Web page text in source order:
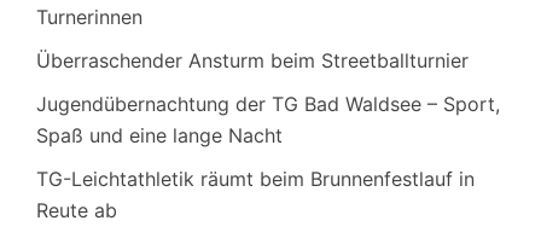
Turnerinnen
Überraschender Ansturm beim Streetballturnier
Jugendübernachtung der TG Bad Waldsee – Sport,
Spaß und eine lange Nacht
TG-Leichtathletik räumt beim Brunnenfestlauf in
Reute ab